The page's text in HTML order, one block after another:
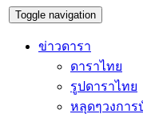
Toggle navigation
ข่าวดารา
ดาราไทย
รูปดาราไทย
หลุดๆวงการ